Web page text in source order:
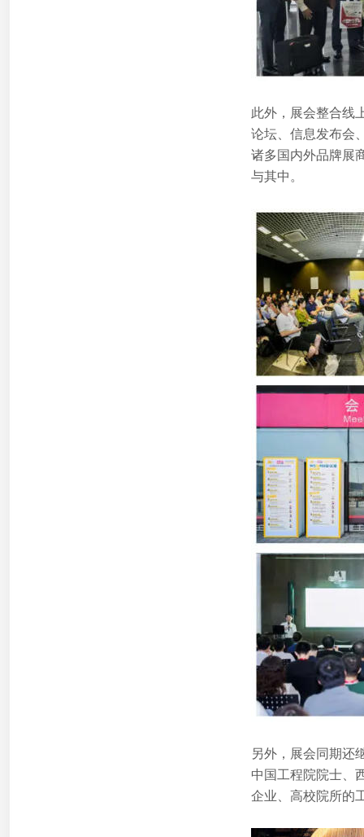
此外，展会整合线
论坛、信息发布会
诸多国内外品牌展
与其中。
另外，展会同期还
中国工程院院士、
企业、高校院所的